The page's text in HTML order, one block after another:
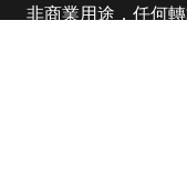
非商業用途，任何